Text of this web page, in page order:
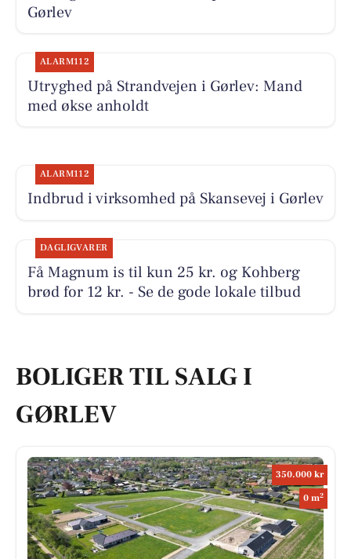
Gørlev
ALARM112
Utryghed på Strandvejen i Gørlev: Mand
med økse anholdt
ALARM112
Indbrud i virksomhed på Skansevej i Gørlev
DAGLIGVARER
Få Magnum is til kun 25 kr. og Kohberg
brød for 12 kr. - Se de gode lokale tilbud
BOLIGER TIL SALG I
GØRLEV
350.000 kr
0 m2